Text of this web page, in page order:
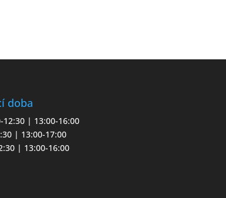
doba
12:30 | 13:00-16:00
| 13:00-17:00
| 13:00-16:00